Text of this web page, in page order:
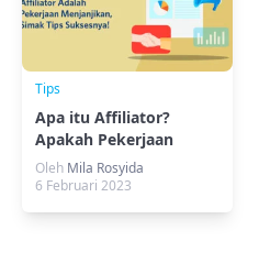
Tips
Apa itu Affiliator?
Apakah Pekerjaan
Menjanjikan?
Oleh Mila Rosyida
6 Februari 2023